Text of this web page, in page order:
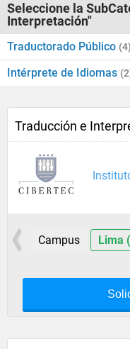
Seleccione la
Interpretación"
Traductorado Público (4)
Intérprete de Idiomas
Traducción e
Campus Lima